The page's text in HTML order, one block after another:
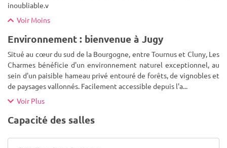
inoubliable.v
Voir Moins
Environnement : bienvenue à Jugy
Situé au cœur du sud de la Bourgogne, entre Tournus et Cluny, Les
Charmes bénéficie d'un environnement naturel exceptionnel, au
sein d'un paisible hameau privé entouré de forêts, de vignobles et
de paysages vallonnés. Facilement accessible depuis l'a...
Voir Plus
Capacité des salles